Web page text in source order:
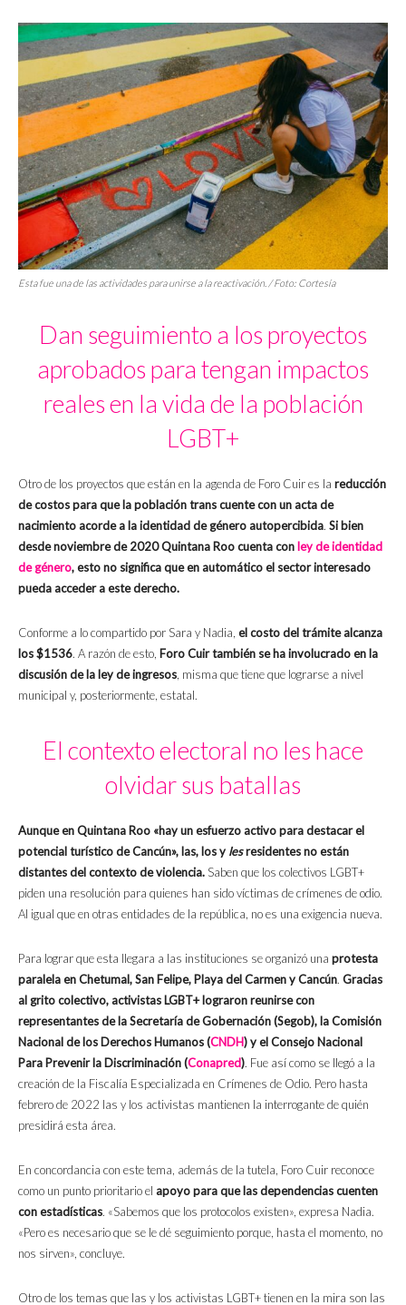
Esta fue una de las actividades para unirse a la reactivación. / Foto: Cortesía
Dan seguimiento a los proyectos
aprobados para tengan impactos
reales en la vida de la población
LGBT+
Otro de los proyectos que están en la agenda de Foro Cuir es la reducción
de costos para que la población trans cuente con un acta de
nacimiento acorde a la identidad de género autopercibida. Si bien
desde noviembre de 2020 Quintana Roo cuenta con ley de identidad
de género, esto no significa que en automático el sector interesado
pueda acceder a este derecho.
Conforme a lo compartido por Sara y Nadia, el costo del trámite alcanza
los $1536. A razón de esto, Foro Cuir también se ha involucrado en la
discusión de la ley de ingresos, misma que tiene que lograrse a nivel
municipal y, posteriormente, estatal.
El contexto electoral no les hace
olvidar sus batallas
Aunque en Quintana Roo «hay un esfuerzo activo para destacar el
potencial turístico de Cancún», las, los y lesresidentes no están
distantes del contexto de violencia. Saben que los colectivos LGBT+
piden una resolución para quienes han sido víctimas de crímenes de odio.
Al igual que en otras entidades de la república, no es una exigencia nueva.
Para lograr que esta llegara a las instituciones se organizó una protesta
paralela en Chetumal, San Felipe, Playa del Carmen y Cancún. Gracias
al grito colectivo, activistas LGBT+ lograron reunirse con
representantes de la Secretaría de Gobernación (Segob), la Comisión
Nacional de los Derechos Humanos (CNDH) y el Consejo Nacional
Para Prevenir la Discriminación (Conapred). Fue así como se llegó a la
creación de la Fiscalía Especializada en Crímenes de Odio. Pero hasta
febrero de 2022 las y los activistas mantienen la interrogante de quién
presidirá esta área.
En concordancia con este tema, además de la tutela, Foro Cuir reconoce
como un punto prioritario el apoyo para que las dependencias cuenten
con estadísticas. «Sabemos que los protocolos existen», expresa Nadia.
«Pero es necesario que se le dé seguimiento porque, hasta el momento, no
nos sirven», concluye.
Otro de los temas que las y los activistas LGBT+ tienen en la mira son las